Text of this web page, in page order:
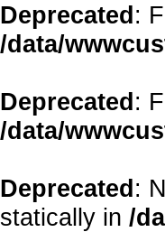
Deprecated:
/data/
Deprecated:
/data/
Deprecated:
statically in /